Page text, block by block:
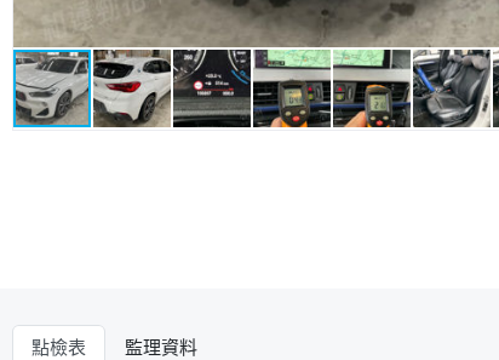
點檢表 監理資料